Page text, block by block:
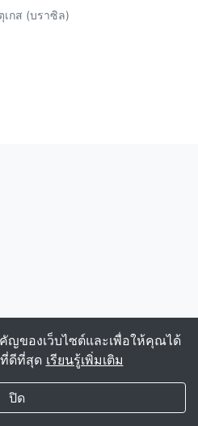
เกส (บราซิล)
ญของเว็บไซต์และเพื่อให้คุณได้
ดีที่สุด เรียนรู้เพิ่มเติม
ปิด